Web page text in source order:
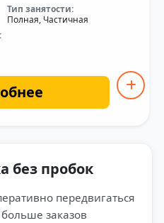
Тип занятости:
Полная, Частичная
без пробок
передвигаться
заказов